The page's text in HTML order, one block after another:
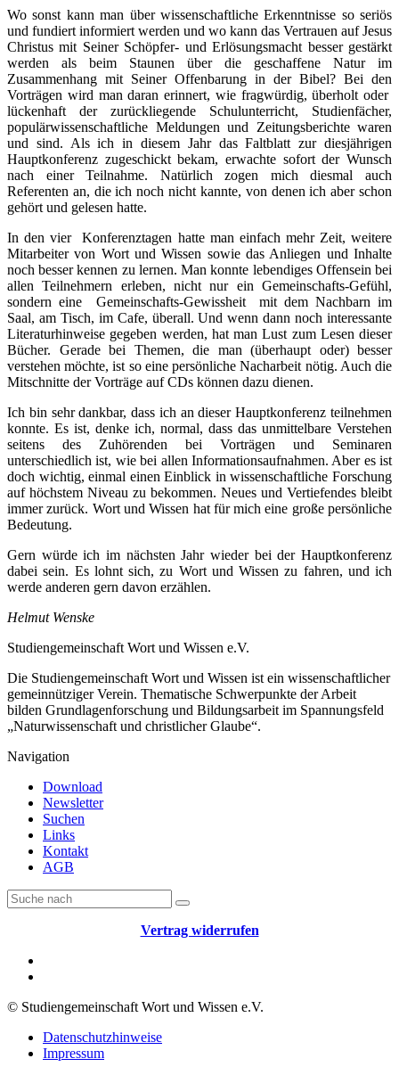
Wo sonst kann man über wissenschaftliche Erkenntnisse so seriös
und fundiert informiert werden und wo kann das Vertrauen auf Jesus
Christus mit Seiner Schöpfer- und Erlösungsmacht besser gestärkt
werden als beim Staunen über die geschaffene Natur im
Zusammenhang mit Seiner Offenbarung in der Bibel? Bei den
Vorträgen wird man daran erinnert, wie fragwürdig, überholt oder
lückenhaft der zurückliegende Schulunterricht, Studienfächer,
populärwissenschaftliche Meldungen und Zeitungsberichte waren
und sind. Als ich in diesem Jahr das Faltblatt zur diesjährigen
Hauptkonferenz zugeschickt bekam, erwachte sofort der Wunsch
nach einer Teilnahme. Natürlich zogen mich diesmal auch
Referenten an, die ich noch nicht kannte, von denen ich aber schon
gehört und gelesen hatte.
In den vier Konferenztagen hatte man einfach mehr Zeit, weitere
Mitarbeiter von Wort und Wissen sowie das Anliegen und Inhalte
noch besser kennen zu lernen. Man konnte lebendiges Offensein bei
allen Teilnehmern erleben, nicht nur ein Gemeinschafts-Gefühl,
sondern eine Gemeinschafts-Gewissheit mit dem Nachbarn im
Saal, am Tisch, im Cafe, überall. Und wenn dann noch interessante
Literaturhinweise gegeben werden, hat man Lust zum Lesen dieser
Bücher. Gerade bei Themen, die man (überhaupt oder) besser
verstehen möchte, ist so eine persönliche Nacharbeit nötig. Auch die
Mitschnitte der Vorträge auf CDs können dazu dienen.
Ich bin sehr dankbar, dass ich an dieser Hauptkonferenz teilnehmen
konnte. Es ist, denke ich, normal, dass das unmittelbare Verstehen
seitens des Zuhörenden bei Vorträgen und Seminaren
unterschiedlich ist, wie bei allen Informationsaufnahmen. Aber es ist
doch wichtig, einmal einen Einblick in wissenschaftliche Forschung
auf höchstem Niveau zu bekommen. Neues und Vertiefendes bleibt
immer zurück. Wort und Wissen hat für mich eine große persönliche
Bedeutung.
Gern würde ich im nächsten Jahr wieder bei der Hauptkonferenz
dabei sein. Es lohnt sich, zu Wort und Wissen zu fahren, und ich
werde anderen gern davon erzählen.
Helmut Wenske
Studiengemeinschaft Wort und Wissen e.V.
Die Studiengemeinschaft Wort und Wissen ist ein wissenschaftlicher
gemeinnütziger Verein. Thematische Schwerpunkte der Arbeit
bilden Grundlagenforschung und Bildungsarbeit im Spannungsfeld
„Naturwissenschaft und christlicher Glaube“.
Navigation
Download
Newsletter
Suchen
Links
Kontakt
AGB
Vertrag widerrufen
© Studiengemeinschaft Wort und Wissen e.V.
Datenschutzhinweise
Impressum